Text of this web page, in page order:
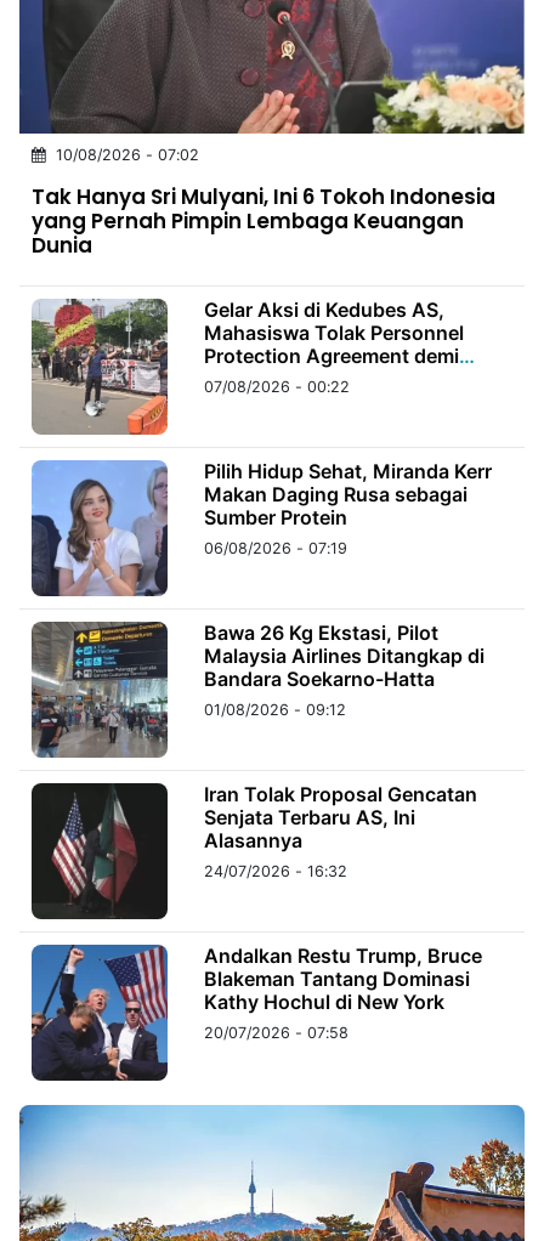
INDONESIA
Partner
NTB
Time
IDN
Jogja
Rakyat
News
Notice
Baru
Kabarbaru
Kabarbaru.co
2026
PT.
Kabarbaru
Media
Holding
10/08/2026 - 07:02
Tak Hanya Sri Mulyani, Ini 6 Tokoh Indonesia
yang Pernah Pimpin Lembaga Keuangan
Dunia
Gelar Aksi di Kedubes AS,
Mahasiswa Tolak Personnel
Protection Agreement demi
Kedaulatan Negara
07/08/2026 - 00:22
Pilih Hidup Sehat, Miranda Kerr
Makan Daging Rusa sebagai
Sumber Protein
06/08/2026 - 07:19
Bawa 26 Kg Ekstasi, Pilot
Malaysia Airlines Ditangkap di
Bandara Soekarno-Hatta
01/08/2026 - 09:12
Iran Tolak Proposal Gencatan
Senjata Terbaru AS, Ini
Alasannya
24/07/2026 - 16:32
Andalkan Restu Trump, Bruce
Blakeman Tantang Dominasi
Kathy Hochul di New York
20/07/2026 - 07:58